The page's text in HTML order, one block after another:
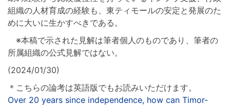
組織の人材育成の経験も、東ティモールの安定と発展のた
めに大いに生かすべきである。
※本稿で示された見解は筆者個人のものであり、筆者の
所属組織の公式見解ではない。
(2024/01/30)
＊こちらの論考は英語版でもお読みいただけます。
Over 20 years since independence, how can Timor-